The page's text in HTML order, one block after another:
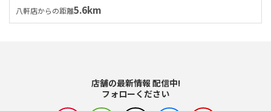
八軒店からの距離5.6km
店舗の最新情報 配信中!
フォローください